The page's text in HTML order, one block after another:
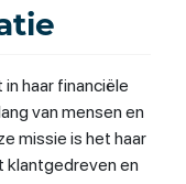
haar financiële
van mensen en
missie is het haar
en